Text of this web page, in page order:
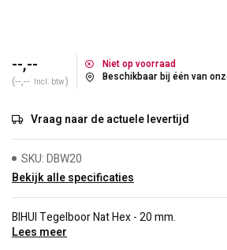
--,--
(--,-- Incl. btw)
Niet op voorraad
Beschikbaar bij één van
Vraag naar de actuele levertijd
SKU: DBW20
Bekijk alle specificaties
BIHUI Tegelboor Nat Hex - 20 mm.
Lees meer